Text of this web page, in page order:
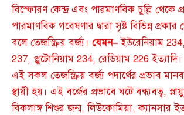
বিস্ফোরণ কেন্দ্র এবং পারমাণবিক চুল্লি থেকে
পারমাণবিক গবেষণার দ্বারা সৃষ্ট বিভিন্ন প্রকার
বলে তেজস্ক্রিয় বর্জ্য। যেমন–ইউরেনিয়াম
237, প্লুটোনিয়াম 234, রেডিয়াম 226 ইত্যাদি।
এই সকল তেজস্ক্রিয় বর্জ্য পদার্থের প্রভাব
স্থায়ী হয়। এই বর্জের প্রভাবে ঘটে বন্ধ্যবত্ব,
বিকলাঙ্গ শিশুর জন্ম, লিউকোমিয়া, ক্যানসার